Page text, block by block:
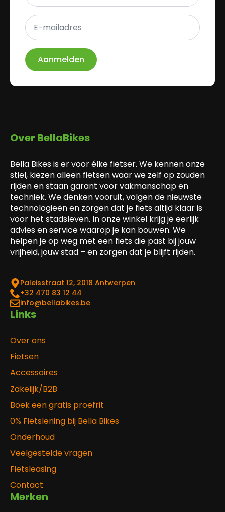
E-
mailadres
*
Aanmelden
Over BellaBikes
Bella Bikes is er voor élke fietser. We kennen onze
stiel, kiezen alleen fietsen waar we zelf op zouden
rijden en staan garant voor vakmanschap en
techniek. We denken vooruit, volgen de nieuwste
technologieën en zorgen dat je fiets altijd klaar is
voor het stadsleven. In onze winkel krijg je eerlijk
advies en service waarop je kan bouwen. We
helpen je op weg met een fiets die past bij jouw
vrijheid, jouw stad – en zorgen dat je blijft rijden.
Paleisstraat 12, 2018 Antwerpen
‎+32 470 83 12 44
info@bellabikes.be
Links
Over ons
Fietsen
Accessoires
Zakelijk/B2B
Boek een gratis proefrit
0% Fietslening bij Bella Bikes
Onderhoud
Veelgestelde vragen
Fietsleasing
Contact
Merken